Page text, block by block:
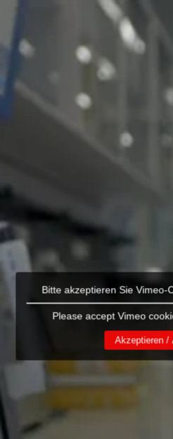
Bitte akzeptieren Sie Vimeo-
Please accept Vimeo
Akzeptieren /